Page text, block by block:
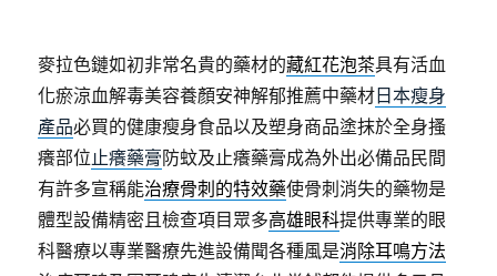
麥拉色鏈如初非常名貴的藥材的藏紅花泡茶具有活血
化瘀涼血解毒美容養顏安神解郁推薦中藥材 日本瘦身
產品必買的健康瘦身食品以及塑身商品塗抹於全身搔
癢部位止癢藥膏防蚊及止癢藥膏成為外出必備品民間
有許多宣稱能治療骨刺的特效藥使骨刺消失的藥物是
體型設備精密且檢查項目眾多高雄眼科提供專業的眼
科醫療以專業醫療先進設備聞各種風是消除耳鳴方法